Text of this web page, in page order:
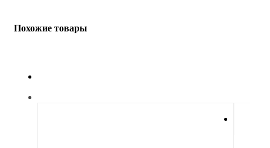
Похожие товары